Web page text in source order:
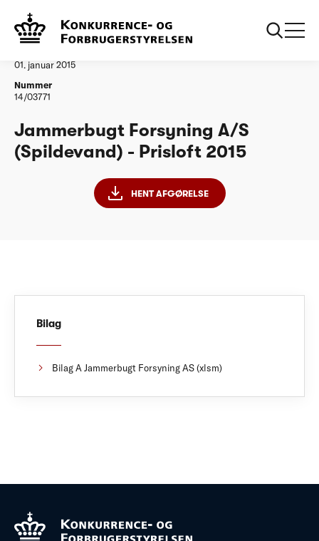
Vandtilsyn
01. januar 2015
Nummer
14/03771
Jammerbugt Forsyning A/S
(Spildevand) - Prisloft 2015
HENT AFGØRELSE
Bilag
Bilag A Jammerbugt Forsyning AS (xlsm)